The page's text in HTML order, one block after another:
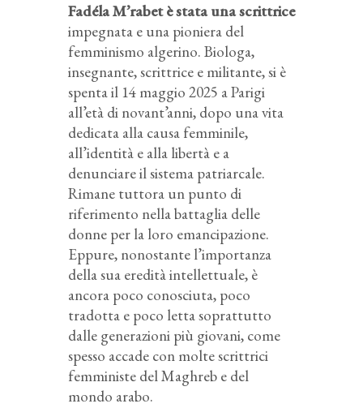
Fadéla M’rabet è stata una scrittrice
impegnata e una pioniera del
femminismo algerino. Biologa,
insegnante, scrittrice e militante, si è
spenta il 14 maggio 2025 a Parigi
all’età di novant’anni, dopo una vita
dedicata alla causa femminile,
all’identità e alla libertà e a
denunciare il sistema patriarcale.
Rimane tuttora un punto di
riferimento nella battaglia delle
donne per la loro emancipazione.
Eppure, nonostante l’importanza
della sua eredità intellettuale, è
ancora poco conosciuta, poco
tradotta e poco letta soprattutto
dalle generazioni più giovani, come
spesso accade con molte scrittrici
femministe del Maghreb e del
mondo arabo.